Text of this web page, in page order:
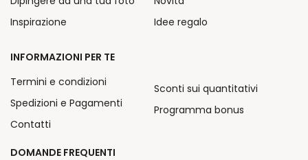
Inspirazione
Idee regalo
INFORMAZIONI PER TE
Termini e condizioni
Spedizioni e Pagamenti
Contatti
Sconti sui quantitativi
Programma bonus
DOMANDE FREQUENTI